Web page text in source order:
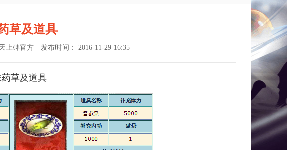
草及道具
上碑官方 发布时间： 2016-11-29 16:35
草及道具